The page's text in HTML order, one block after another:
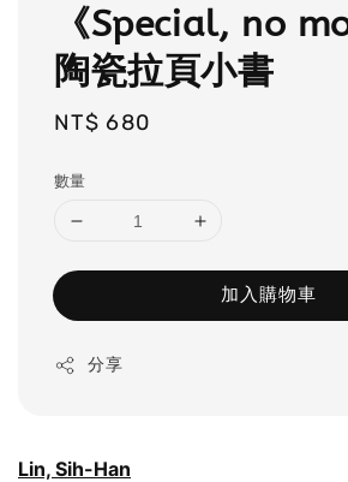
《Special, no
陶瓷拉頁小書
Regular
NT$ 680
數量
加入購物車
分享
Lin, Sih-Han